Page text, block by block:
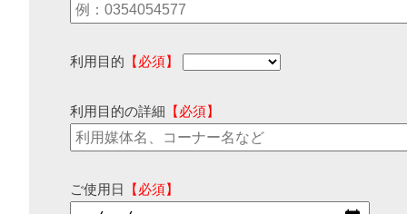
利用目的 【必須】
利用目的の詳細 【必須】
ご使用日 【必須】